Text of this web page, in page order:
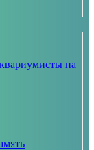
на